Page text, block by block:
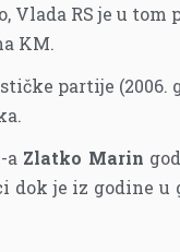
Vlada RS je u tom
KM.
partije (2006.
a Zlatko Marin
je iz godine u